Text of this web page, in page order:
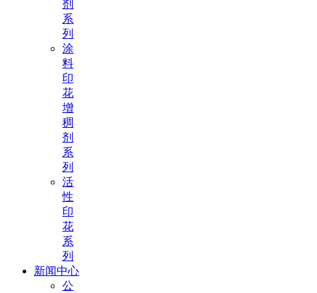
剂
系
列
涂
料
印
花
增
稠
剂
系
列
活
性
印
花
系
列
新闻中心
公